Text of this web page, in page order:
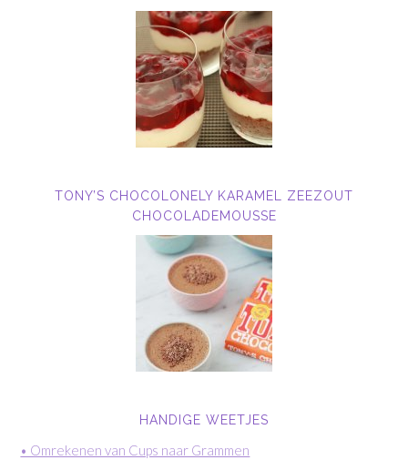
TONY’S CHOCOLONELY KARAMEL ZEEZOUT
CHOCOLADEMOUSSE
HANDIGE WEETJES
• Omrekenen van Cups naar Grammen